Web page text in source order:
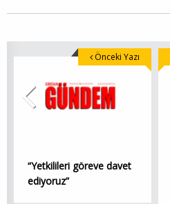
“Yetkilileri göreve davet
ediyoruz”
Önceki Yazı